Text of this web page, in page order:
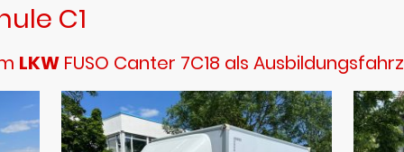
C1
LKW FUSO Canter 7C18 als